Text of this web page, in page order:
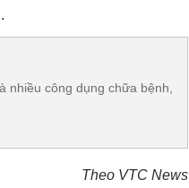
nhiều công dụng chữa bệnh,
Theo VTC News